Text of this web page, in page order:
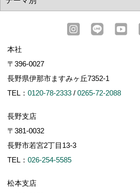
本社
〒396-0027
長野県伊那市ますみヶ丘7352-1
TEL： 0120-78-2333 / 0265-72-2088
長野支店
〒381-0032
長野市若宮2丁目13-3
TEL： 026-254-5585
松本支店